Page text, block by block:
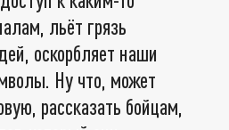
льёт грязь
оскорбляет наши
Ну что, может
рассказать бойцам,